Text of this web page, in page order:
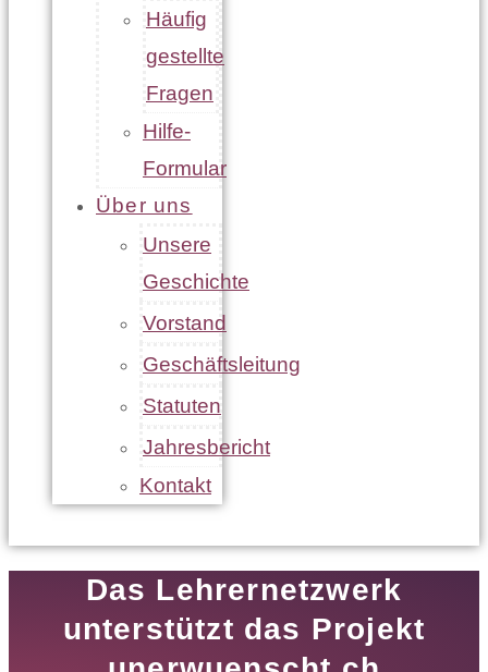
Häufig
gestellte
Fragen
Hilfe-
Formular
Über uns
Unsere
Geschichte
Vorstand
Geschäftsleitung
Statuten
Jahresbericht
Kontakt
Das Lehrernetzwerk
unterstützt das Projekt